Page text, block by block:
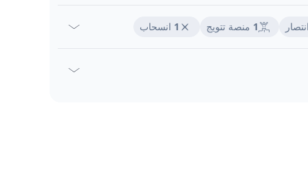
انتصار 1 منصة تتويج 1 انسحاب